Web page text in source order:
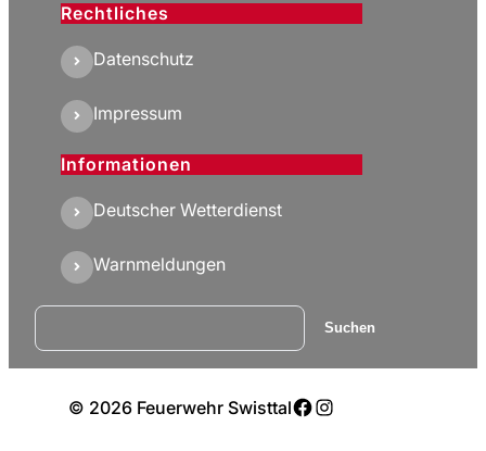
Rechtliches
Datenschutz
Impressum
Informationen
Deutscher Wetterdienst
Warnmeldungen
Suchen Suchen
© 2026 Feuerwehr SwisttalFacebook
Instagram